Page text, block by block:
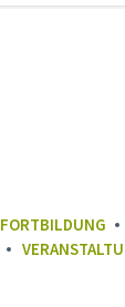
FORTBILDUNG